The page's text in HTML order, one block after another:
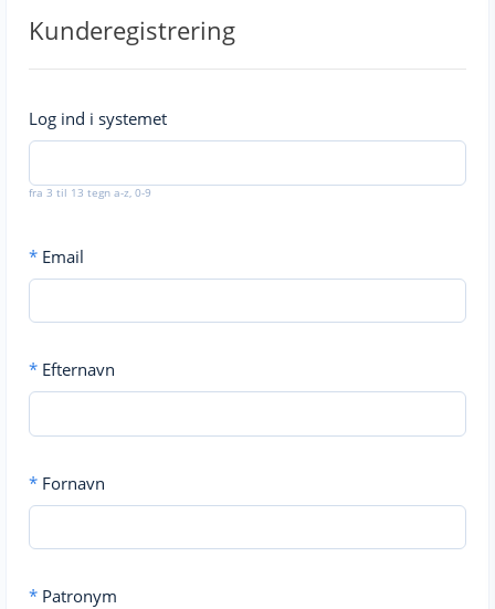
Kunderegistrering
Log ind i systemet
fra 3 til 13 tegn a-z, 0-9
* Email
* Efternavn
* Fornavn
* Patronym